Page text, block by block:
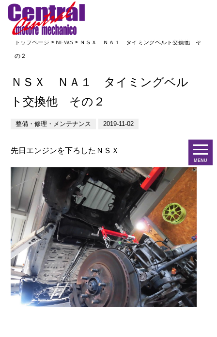
MENU
トップページ > NEWS > ＮＳＸ ＮＡ１ タイミングベルト交換他 そ
の２
ＮＳＸ ＮＡ１ タイミングベル
ト交換他 その２
整備・修理・メンテナンス 2019-11-02
先日エンジンを下ろしたＮＳＸ